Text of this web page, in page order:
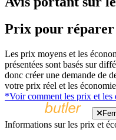
Prix pour réparer
Les prix moyens et les
présentées sont basés sur
donc créer une demande de
votre prix réel et les
*Voir comment les prix et les
Informations sur les prix et